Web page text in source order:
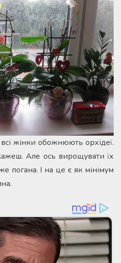
жінки обожнюють орхідеї.
Але ось вирощувати їх
погана. І на це є як мінімум